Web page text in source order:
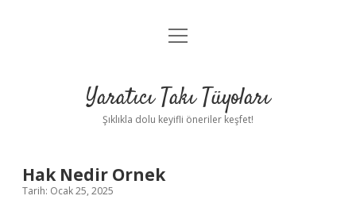
Anasayfa
Yasal Uyarı
menüyü
Yaratıcı Takı Tüyoları
Şıklıkla dolu keyifli öneriler keşfet!
Hak Nedir Ornek
Tarih: Ocak 25, 2025